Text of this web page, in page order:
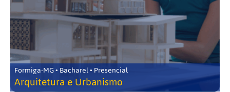
Formiga-MG • Bacharel • Presencial
Arquitetura e Urbanismo